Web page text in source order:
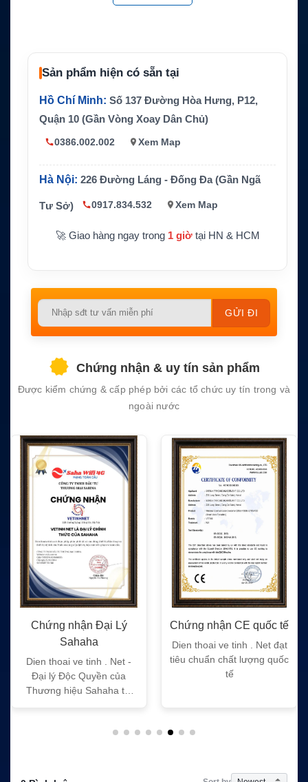
h phù hợp
Cáp Inmarsa
6m / 19.7ft, TNC male sang SMA male
Cáp GPS 6m / 19.7ft, SMA male sang SMA male
Trọng lượng
bộ kit
Ứng dụng
rạm lắp đặt ngắn
Lưu ý
a
Sản phẩm hiện có sẵn tại
Hồ Chí Minh: Số 137 Đường Hòa Hưng, P12,
Quận 10 (Gần Vòng Xoay Dân Chủ)
0386.002.002 Xem Map
Hà Nội: 226 Đường Láng - Đống Đa (Gần Ngã
Tư Sở) 0917.834.532 Xem Map
🚀 Giao hàng ngay trong 1 giờtại HN & HCM
Please
empty.
Chứng nhận & uy tín sản phẩm
Được kiểm chứng & cấp phép bởi các tổ chức uy tín trong và
ngoài nước
Chứng nhận Đại Lý
Sahaha
Dien thoai ve tinh . Net -
Đại lý Độc Quyền của
Thương hiệu Sahaha tại
Chứng nhận CE quốc tế
Dien thoai ve tinh . Net đạt
tiêu chuẩn chất lượng quốc
tế